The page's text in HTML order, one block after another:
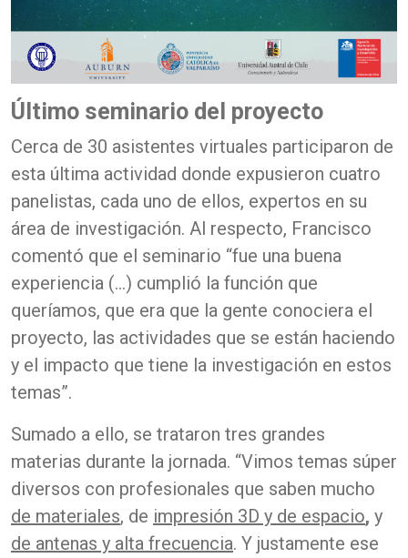
Último seminario del proyecto
Cerca de 30 asistentes virtuales participaron de
esta última actividad donde expusieron cuatro
panelistas, cada uno de ellos, expertos en su
área de investigación. Al respecto, Francisco
comentó que el seminario “fue una buena
experiencia (…) cumplió la función que
queríamos, que era que la gente conociera el
proyecto, las actividades que se están haciendo
y el impacto que tiene la investigación en estos
temas”.
Sumado a ello, se trataron tres grandes
materias durante la jornada. “Vimos temas súper
diversos con profesionales que saben mucho
de materiales, de impresión 3D y de espacio, y
de antenas y alta frecuencia. Y justamente ese